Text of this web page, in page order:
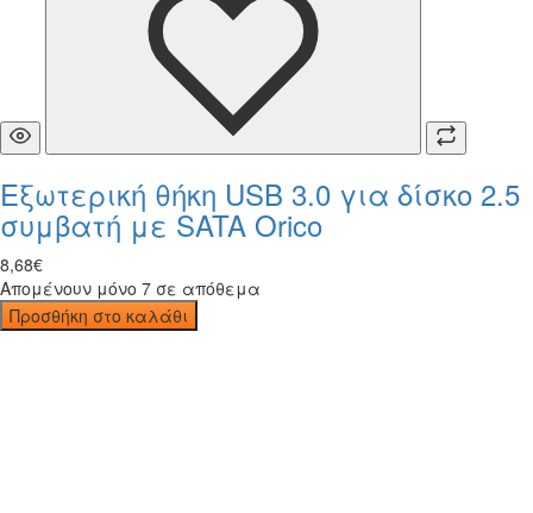
Εξωτερική θήκη USB 3.0 για δίσκο 2.5
συμβατή με SATA Orico
8,68€
Απομένουν μόνο 7 σε απόθεμα
Προσθήκη στο καλάθι